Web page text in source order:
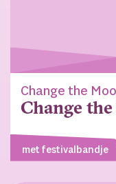
Change the
Change
met festivalbandje